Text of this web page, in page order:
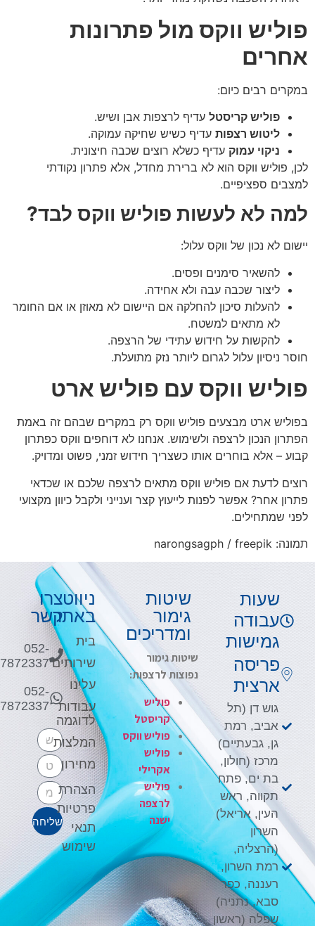
פוליש ווקס מול פתרונות
אחרים
במקרים רבים כיום:
פוליש קריסטל עדיף לרצפות אבן ושיש.
ליטוש רצפות עדיף כשיש שחיקה עמוקה.
ניקוי עמוק עדיף כשלא רוצים שכבה חיצונית.
לכן, פוליש ווקס הוא לא ברירת מחדל, אלא פתרון נקודתי
למצבים ספציפיים.
למה לא לעשות פוליש ווקס לבד?
יישום לא נכון של ווקס עלול:
להשאיר סימנים ופסים.
ליצור שכבה עבה ולא אחידה.
להעלות סיכון להחלקה אם היישום לא מאוזן או אם החומר
לא מתאים למשטח.
להקשות על חידוש עתידי של הרצפה.
חוסר ניסיון עלול לגרום ליותר נזק מתועלת.
פוליש ווקס עם פוליש ארט
בפוליש ארט מבצעים פוליש ווקס רק במקרים שבהם זה באמת
הפתרון הנכון לרצפה ולשימוש. אנחנו לא דוחפים ווקס כפתרון
קבוע – אלא בוחרים אותו כשצריך חידוש זמני, פשוט ומדויק.
רוצים לדעת אם פוליש ווקס מתאים לרצפה שלכם או שכדאי
פתרון אחר? אפשר לפנות לייעוץ קצר וענייני ולקבל כיוון מקצועי
לפני שמתחילים.
תמונה: narongsagph / freepik
שעות
עבודה
גמישות
פריסה
ארצית
גוש דן (תל
אביב, רמת
גן, גבעתיים)
מרכז (חולון,
בת ים, פתח
תקווה, ראש
העין, אריאל)
השרון
(הרצליה,
רמת השרון,
רעננה, כפר
סבא, נתניה)
שפלה (ראשון
שיטות
גימור
ומדריכים
שיטות גימור
נפוצות לרצפות:
פוליש
קריסטל
פוליש ווקס
פוליש
אקרילי
פוליש
לרצפה
ישנה
ניווט
באתר
בית
שירותים
עלינו
עבודות
לדוגמה
המלצות
מחירון
הצהרת
פרטיות
תנאי
שימוש
צרו
קשר
052-
7872337
052-
7872337
שליחה